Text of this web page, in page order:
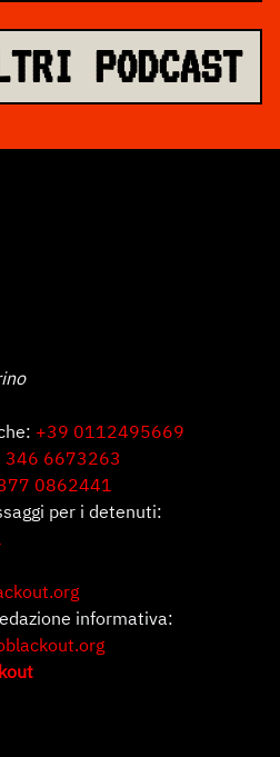
PODCAST
+39 0112495669
346 6673263
0862441
per i detenuti:
informativa: